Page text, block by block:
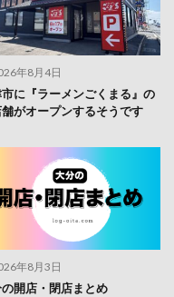
年8月4日
に『ラーメンごくまる』の
がオープンするそうです
年8月3日
開店・閉店まとめ